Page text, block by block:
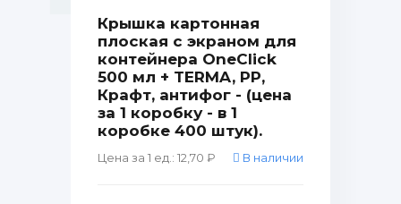
Крышка картонная
плоская с экраном для
контейнера OneClick
500 мл + TERMA, PP,
Крафт, антифог - (цена
за 1 коробку - в 1
коробке 400 штук).
Цена за 1 ед.: 12,70 ₽ В наличии